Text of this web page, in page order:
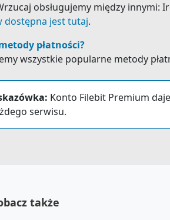
obsługujemy między innymi:
dostępna jest tutaj.
płatności?
wszystkie popularne metody
Konto Filebit Premium
serwisu.
także